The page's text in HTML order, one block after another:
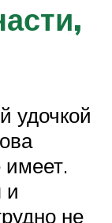
удочкой
и
не